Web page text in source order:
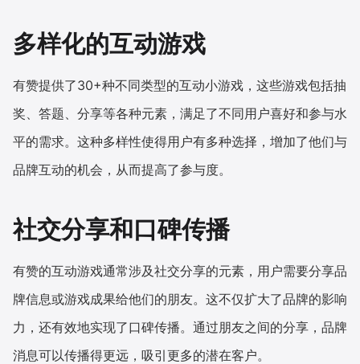
合作共进
入驻有赞 认证代理商
认证服务商 设计服务商
多样化的互动游戏
有赞提供了30+种不同类型的互动小游戏，这些游戏包括抽
奖、答题、分享等各种元素，满足了不同用户喜好和参与水
平的需求。这种多样性使得用户有多种选择，增加了他们与
品牌互动的机会，从而提高了参与度。
社交分享和口碑传播
有赞的互动游戏通常涉及社交分享的元素，用户需要分享品
牌信息或游戏成果给他们的朋友。这不仅扩大了品牌的影响
力，还有效地实现了口碑传播。通过朋友之间的分享，品牌
消息可以传播得更远，吸引更多的潜在客户。